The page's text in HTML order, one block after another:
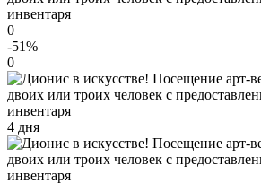
0
-51%
0
4 дня